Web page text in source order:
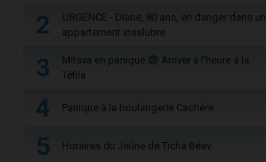
2
URGENCE - Diane, 80 ans, en danger dans un
appartement insalubre
3
Mitsva en panique 😨 Arriver à l'heure à la
Téfila
4 Panique à la boulangerie Cachère
5 Horaires du Jeûne de Ticha Béav